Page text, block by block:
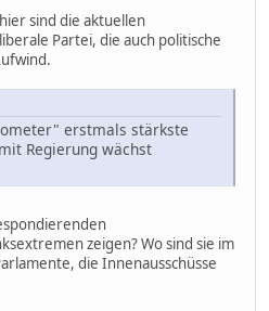
sind die aktuellen
Partei, die auch politische
erstmals stärkste
Regierung wächst
zeigen? Wo sind sie im
die Innenausschüsse